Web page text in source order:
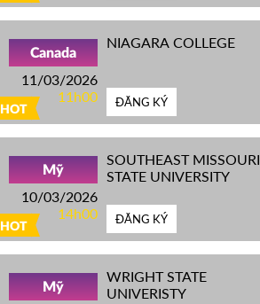
HOT
Canada
11/03/2026
11h00
NIAGARA COLLEGE
ĐĂNG KÝ
HOT
Mỹ
10/03/2026
14h00
SOUTHEAST MISSOURI
STATE UNIVERSITY
ĐĂNG KÝ
Mỹ
WRIGHT STATE
UNIVERISTY